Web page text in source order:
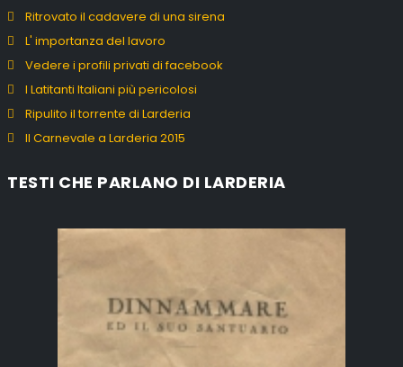
Ritrovato il cadavere di una sirena
L' importanza del lavoro
Vedere i profili privati di facebook
I Latitanti Italiani più pericolosi
Ripulito il torrente di Larderia
Il Carnevale a Larderia 2015
TESTI CHE PARLANO DI LARDERIA